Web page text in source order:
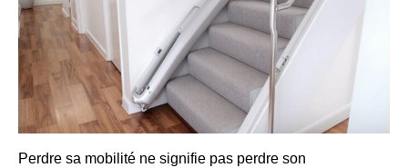
Perdre sa mobilité ne signifie pas perdre son